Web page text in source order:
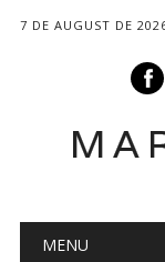
7 DE AUGUST DE
Main
MENU